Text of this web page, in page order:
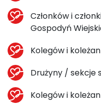
Członków i
Gospodyń
Kolegów i
Drużyny / sekcje
Kolegów i